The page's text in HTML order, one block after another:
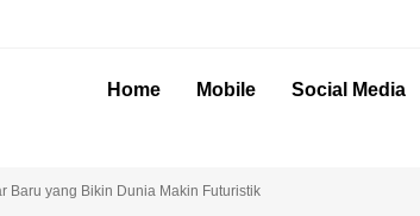
Home Mobile Social Media
Baru yang Bikin Dunia Makin Futuristik